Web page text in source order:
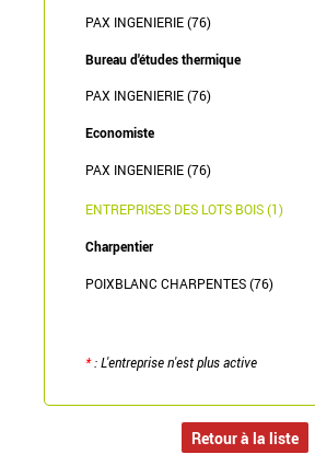
PAX INGENIERIE (76)
Bureau d'études thermique
PAX INGENIERIE (76)
Economiste
PAX INGENIERIE (76)
ENTREPRISES DES LOTS BOIS (1)
Charpentier
POIXBLANC CHARPENTES (76)
*: L'entreprise n'est plus active
Retour à la liste